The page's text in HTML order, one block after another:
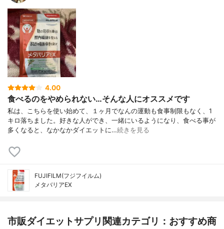
4.00
食べるのをやめられない…そんな人にオススメです
私は、こちらを使い始めて、１ヶ月でなんの運動も食事制限もなく、1
キロ落ちました。好きな人ができ、一緒にいるようになり、食べる事が
多くなると、なかなかダイエットに…続きを見る
FUJIFILM(フジフイルム)
メタバリアEX
市販ダイエットサプリ関連カテゴリ：おすすめ商